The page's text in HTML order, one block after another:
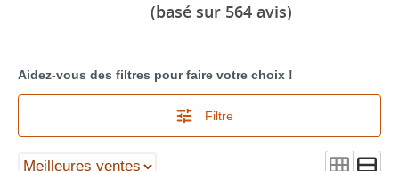
(basé sur 564 avis)
Aidez-vous des filtres pour faire votre choix !
Filtre